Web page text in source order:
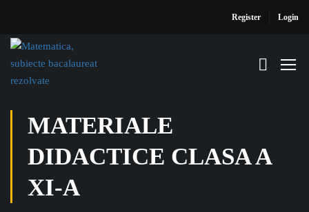
Register Login
MATERIALE
DIDACTICE CLASA A
XI-A